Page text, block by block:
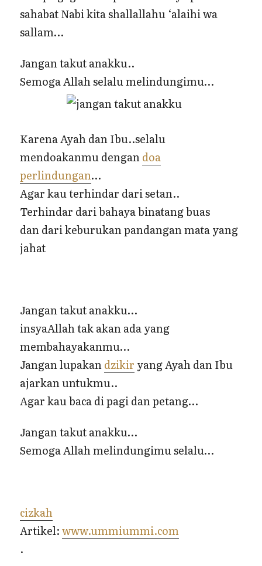
sahabat Nabi kita shallallahu ‘alaihi wa
sallam…
Jangan takut anakku..
Semoga Allah selalu melindungimu…
Karena Ayah dan Ibu..selalu
mendoakanmu dengandoa
perlindungan…
Agar kau terhindar dari setan..
Terhindar dari bahaya binatang buas
dan dari keburukan pandangan mata yang
jahat
Jangan takut anakku…
insyaAllah tak akan ada yang
membahayakanmu…
Jangan lupakandzikir yang Ayah dan Ibu
ajarkan untukmu..
Agar kau baca di pagi dan petang…
Jangan takut anakku…
Semoga Allah melindungimu selalu…
cizkah
Artikel:www.ummiummi.com
.